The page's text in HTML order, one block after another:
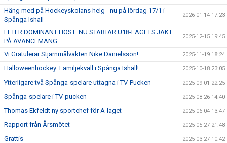
Häng med på Hockeyskolans helg - nu på lördag 17/1 i
Spånga Ishall
2026-01-14 17:23
EFTER DOMINANT HÖST: NU STARTAR U18-LAGETS JAKT
PÅ AVANCEMANG
2025-12-15 19:45
Vi Gratulerar Stjärnmålvakten Nike Danielsson! 2025-11-19 18:24
Halloweenhockey: Familjekväll i Spånga Ishall! 2025-10-18 23:05
Ytterligare två Spånga-spelare uttagna i TV-Pucken 2025-09-01 22:25
Spånga-spelare i TV-pucken 2025-08-26 14:40
Thomas Ekfeldt ny sportchef för A-laget 2025-06-04 13:47
Rapport från Årsmötet 2025-05-27 21:48
Grattis 2025-03-27 10:42